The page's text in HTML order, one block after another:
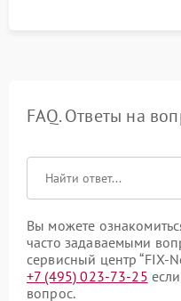
FAQ. Ответы на
Вы можете
часто задаваемыми
сервисный центр “FIX-
+7 (495) 023-73-25
вопрос.